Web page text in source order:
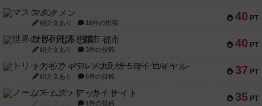
40 PT
マスクメン
紹介文あり 16件の投稿
40 PT
世界の七不思議：都市
紹介文あり 3件の投稿
37 PT
トリックギア - ペルソナ5 ザ・ロイヤル-
紹介文あり 6件の投稿
35 PT
ノームズ・アット・ナイト
1件の投稿